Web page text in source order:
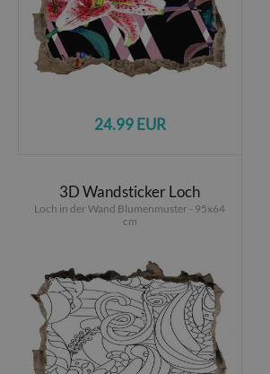
24.99 EUR
3D Wandsticker Loch
Loch in der Wand Blumenmuster - 95x64
cm